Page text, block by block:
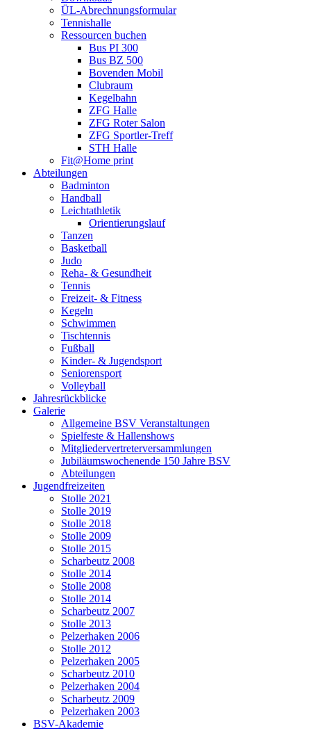
ÜL-Abrechnungsformular
Tennishalle
Ressourcen buchen
Bus PI 300
Bus BZ 500
Bovenden Mobil
Clubraum
Kegelbahn
ZFG Halle
ZFG Roter Salon
ZFG Sportler-Treff
STH Halle
Fit@Home print
Abteilungen
Badminton
Handball
Leichtathletik
Orientierungslauf
Tanzen
Basketball
Judo
Reha- & Gesundheit
Tennis
Freizeit- & Fitness
Kegeln
Schwimmen
Tischtennis
Fußball
Kinder- & Jugendsport
Seniorensport
Volleyball
Jahresrückblicke
Galerie
Allgemeine BSV Veranstaltungen
Spielfeste & Hallenshows
Mitgliedervertreterversammlungen
Jubiläumswochenende 150 Jahre BSV
Abteilungen
Jugendfreizeiten
Stolle 2021
Stolle 2019
Stolle 2018
Stolle 2009
Stolle 2015
Scharbeutz 2008
Stolle 2014
Stolle 2008
Stolle 2014
Scharbeutz 2007
Stolle 2013
Pelzerhaken 2006
Stolle 2012
Pelzerhaken 2005
Scharbeutz 2010
Pelzerhaken 2004
Scharbeutz 2009
Pelzerhaken 2003
BSV-Akademie